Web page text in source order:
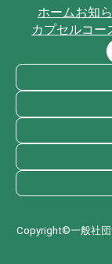
ホームお知
カプセルコー
Copyright©一般社